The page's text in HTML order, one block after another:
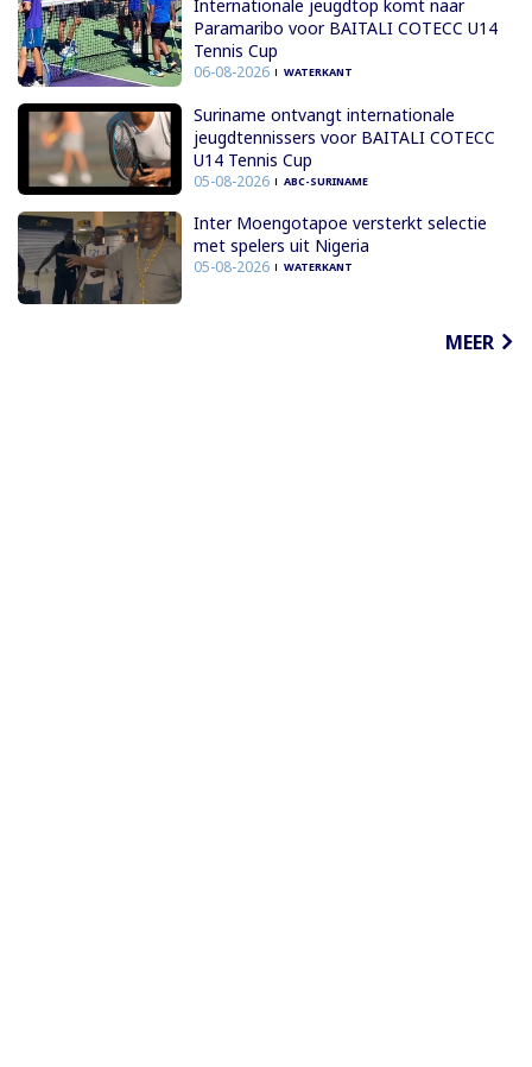
Internationale jeugdtop komt naar
Paramaribo voor BAITALI COTECC U14
Tennis Cup
06-08-2026 WATERKANT
Suriname ontvangt internationale
jeugdtennissers voor BAITALI COTECC
U14 Tennis Cup
05-08-2026 ABC-SURINAME
Inter Moengotapoe versterkt selectie
met spelers uit Nigeria
05-08-2026 WATERKANT
MEER